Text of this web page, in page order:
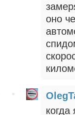
оно